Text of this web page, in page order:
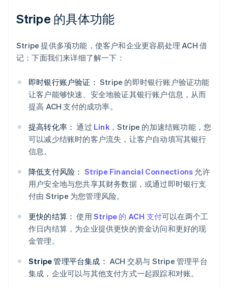
Stripe 的具体功能
Stripe 提供多项功能，使客户和企业更容易处理 ACH 借
记：下面我们来详细了解一下：
即时银行账户验证： Stripe 的即时银行账户验证功能
让客户能够快速、安全地验证其银行账户信息，从而
提高 ACH 支付的成功率。
提高转化率： 通过 Link，Stripe 的加速结账功能，您
可以减少结账时的客户流失，让客户自动填写其银行
信息。
降低支付风险： Stripe Financial Connections 允许
用户安全地与您共享其财务数据，或通过即时银行支
付由 Stripe 为您管理风险。
更快的结算： 使用Stripe 的 ACH 支付可以在两个工
作日内结算，为企业提供更快的资金访问和更好的现
金管理。
Stripe 管理平台集成： ACH 交易与 Stripe 管理平台
集成，企业可以与其他支付方式一起跟踪和对账。